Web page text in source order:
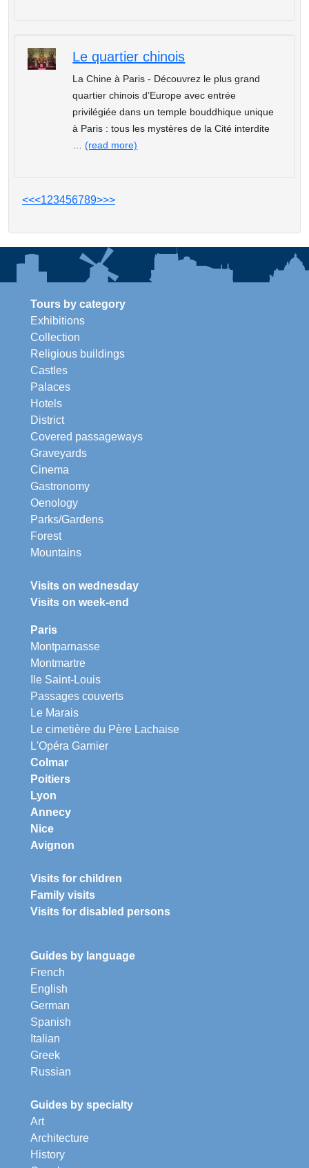
Le quartier chinois
La Chine à Paris - Découvrez le plus grand
quartier chinois d’Europe avec entrée
privilégiée dans un temple bouddhique unique
à Paris : tous les mystères de la Cité interdite
…(read more)
<<<123456789>>>
Tours by category
Exhibitions
Collection
Religious buildings
Castles
Palaces
Hotels
District
Covered passageways
Graveyards
Cinema
Gastronomy
Oenology
Parks/Gardens
Forest
Mountains
Visits on wednesday
Visits on week-end
Paris
Montparnasse
Montmartre
Ile Saint-Louis
Passages couverts
Le Marais
Le cimetière du Père Lachaise
L'Opéra Garnier
Colmar
Poitiers
Lyon
Annecy
Nice
Avignon
Visits for children
Family visits
Visits for disabled persons
Guides by language
French
English
German
Spanish
Italian
Greek
Russian
Guides by specialty
Art
Architecture
History